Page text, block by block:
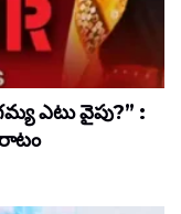
ఎటు వైపు?” :